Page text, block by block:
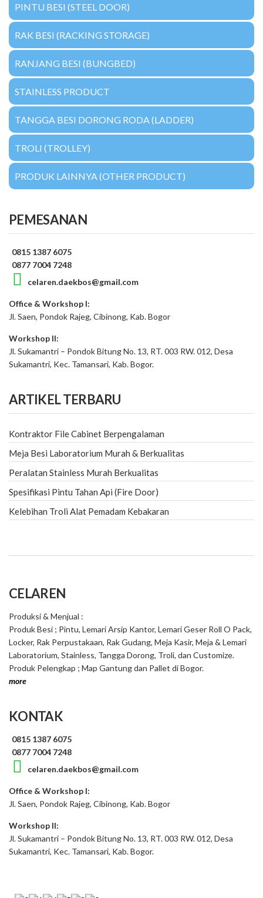
PINTU BESI (STEEL DOOR)
RAK BESI (RACKING STORAGE)
RANJANG BESI (BUNGBED)
STAINLESS PRODUCT
TANGGA BESI DORONG RODA (LADDER)
TROLI (TROLLEY)
PRODUK LAINNYA (OTHER PRODUCT)
PEMESANAN
0815 1387 6075
0877 7004 7248
celaren.daekbos@gmail.com
Office & Workshop I:
Jl. Saen, Pondok Rajeg, Cibinong, Kab. Bogor
Workshop II:
Jl. Sukamantri – Pondok Bitung No. 13, RT. 003 RW. 012, Desa
Sukamantri, Kec. Tamansari, Kab. Bogor.
ARTIKEL TERBARU
Kontraktor File Cabinet Berpengalaman
Meja Besi Laboratorium Murah & Berkualitas
Peralatan Stainless Murah Berkualitas
Spesifikasi Pintu Tahan Api (Fire Door)
Kelebihan Troli Alat Pemadam Kebakaran
CELAREN
Produksi & Menjual :
Produk Besi ; Pintu, Lemari Arsip Kantor, Lemari Geser Roll O Pack,
Locker, Rak Perpustakaan, Rak Gudang, Meja Kasir, Meja & Lemari
Laboratorium, Stainless, Tangga Dorong, Troli, dan Customize.
Produk Pelengkap ; Map Gantung dan Pallet di Bogor.
more
KONTAK
0815 1387 6075
0877 7004 7248
celaren.daekbos@gmail.com
Office & Workshop I:
Jl. Saen, Pondok Rajeg, Cibinong, Kab. Bogor
Workshop II:
Jl. Sukamantri – Pondok Bitung No. 13, RT. 003 RW. 012, Desa
Sukamantri, Kec. Tamansari, Kab. Bogor.